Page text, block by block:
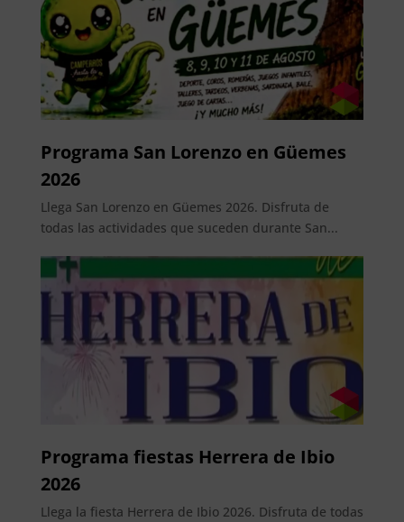
Programa San Lorenzo en Güemes
2026
Llega San Lorenzo en Güemes 2026. Disfruta de
todas las actividades que suceden durante San...
Programa fiestas Herrera de Ibio
2026
Llega la fiesta Herrera de Ibio 2026. Disfruta de todas